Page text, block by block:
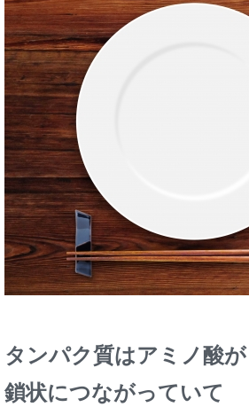
タンパク質はアミノ酸が
鎖状につながっていて